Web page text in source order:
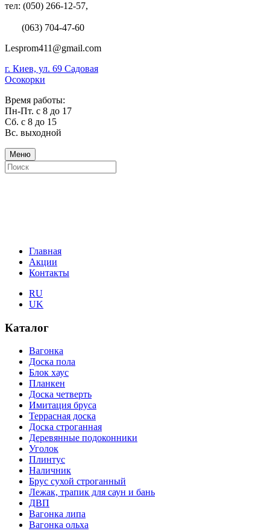
тел: (050) 266-12-57,
(063) 704-47-60
Lesprom411@gmail.com
г. Киев, ул. 69 Садовая
Осокорки
Время работы:
Пн-Пт. с 8 до 17
Сб. с 8 до 15
Вс. выходной
Меню
Главная
Акции
Контакты
RU
UK
Каталог
Вагонка
Доска пола
Блок хаус
Планкен
Доска четверть
Имитация бруса
Террасная доска
Доска строганная
Деревянные подоконники
Уголок
Плинтус
Наличник
Брус сухой строганный
Лежак, трапик для саун и бань
ДВП
Вагонка липа
Вагонка ольха